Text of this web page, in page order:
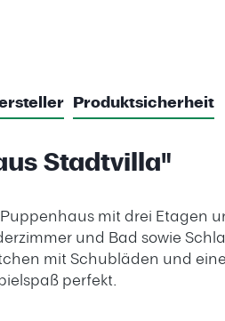
Produktsicherheit
Stadtvilla"
Puppenhaus mit drei
und Bad sowie
mit Schubläden und
perfekt.